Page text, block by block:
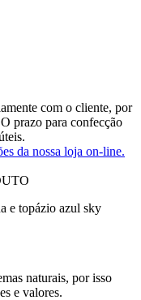
com o cliente, por
prazo para confecção
da nossa loja on-line.
e topázio azul sky
naturais, por isso
e valores.